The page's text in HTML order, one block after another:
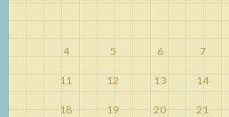
4 5 6 7
11 12 13 14
18 19 20 21